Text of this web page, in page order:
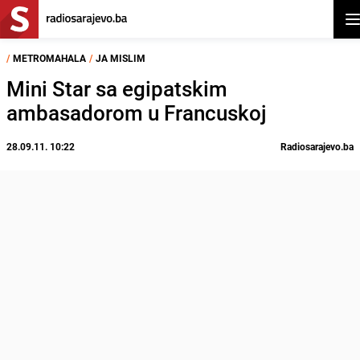
/ METROMAHALA / JA MISLIM
Mini Star sa egipatskim
ambasadorom u Francuskoj
28.09.11. 10:22 Radiosarajevo.ba